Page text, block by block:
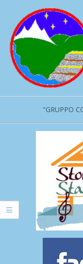
contenuto
"GRUPPO